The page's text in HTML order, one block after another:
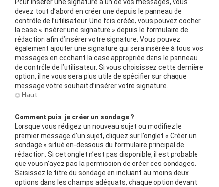
Pour insérer une signature à un de vos messages, vous
devez tout d’abord en créer une depuis le panneau de
contrôle de l’utilisateur. Une fois créée, vous pouvez cocher
la case « Insérer une signature » depuis le formulaire de
rédaction afin d’insérer votre signature. Vous pouvez
également ajouter une signature qui sera insérée à tous vos
messages en cochant la case appropriée dans le panneau
de contrôle de l’utilisateur. Si vous choisissez cette dernière
option, il ne vous sera plus utile de spécifier sur chaque
message votre souhait d’insérer votre signature.
Haut
Comment puis-je créer un sondage ?
Lorsque vous rédigez un nouveau sujet ou modifiez le
premier message d’un sujet, cliquez sur l’onglet « Créer un
sondage » situé en-dessous du formulaire principal de
rédaction. Si cet onglet n’est pas disponible, il est probable
que vous n’ayez pas la permission de créer des sondages.
Saisissez le titre du sondage en incluant au moins deux
options dans les champs adéquats, chaque option devant